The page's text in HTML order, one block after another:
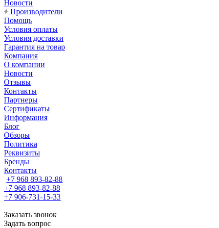
Новости
Производители
Помощь
Условия оплаты
Условия доставки
Гарантия на товар
Компания
О компании
Новости
Отзывы
Контакты
Партнеры
Сертификаты
Информация
Блог
Обзоры
Политика
Реквизиты
Бренды
Контакты
+7 968 893-82-88
+7 968 893-82-88
+7 906-731-15-33
Заказать звонок
Задать вопрос